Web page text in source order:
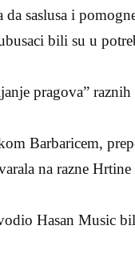
da saslusa i
bili su u
pragova”
Barbaricem,
na razne
Hasan Music